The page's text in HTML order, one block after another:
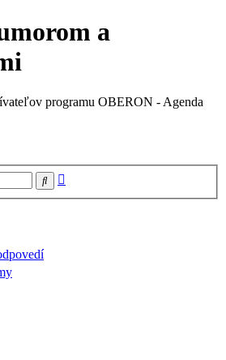
a
programu OBERON - Agenda
Hľadať